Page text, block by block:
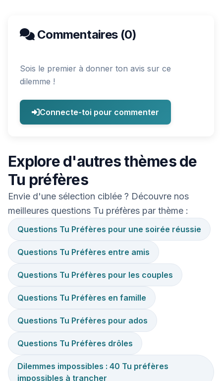
Commentaires (0)
Sois le premier à donner ton avis sur ce
dilemme !
Connecte-toi pour commenter
Explore d'autres thèmes de
Tu préfères
Envie d'une sélection ciblée ? Découvre nos
meilleures questions Tu préfères par thème :
Questions Tu Préfères pour une soirée réussie
Questions Tu Préfères entre amis
Questions Tu Préfères pour les couples
Questions Tu Préfères en famille
Questions Tu Préfères pour ados
Questions Tu Préfères drôles
Dilemmes impossibles : 40 Tu préfères
impossibles à trancher